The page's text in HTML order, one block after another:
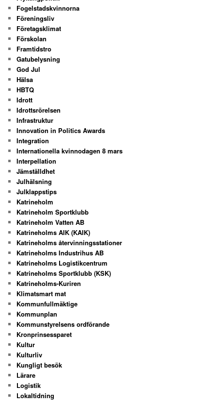
Fogelstadskvinnorna
Föreningsliv
Företagsklimat
Förskolan
Framtidstro
Gatubelysning
God Jul
Hälsa
HBTQ
Idrott
Idrottsrörelsen
Infrastruktur
Innovation in Politics Awards
Integration
Internationella kvinnodagen 8 mars
Interpellation
Jämställdhet
Julhälsning
Julklappstips
Katrineholm
Katrineholm Sportklubb
Katrineholm Vatten AB
Katrineholms AIK (KAIK)
Katrineholms återvinningsstationer
Katrineholms Industrihus AB
Katrineholms Logistikcentrum
Katrineholms Sportklubb (KSK)
Katrineholms-Kuriren
Klimatsmart mat
Kommunfullmäktige
Kommunplan
Kommunstyrelsens ordförande
Kronprinsessparet
Kultur
Kulturliv
Kungligt besök
Lärare
Logistik
Lokaltidning